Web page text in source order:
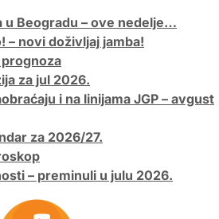
u Beogradu – ove nedelje…
– novi doživljaj jamba!
za jul 2026.
i na linijama JGP – avgust
za 2026/27.
– preminuli u julu 2026.